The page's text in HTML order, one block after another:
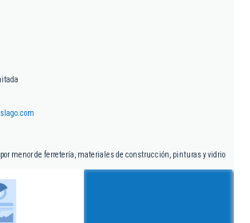
menor de ferretería, materiales de construcción, pinturas y vidrio